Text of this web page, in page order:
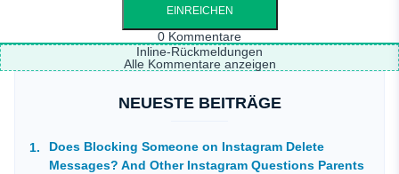
0 Kommentare
Inline-Rückmeldungen
Alle Kommentare anzeigen
NEUESTE BEITRÄGE
Does Blocking Someone on Instagram Delete
Messages? And Other Instagram Questions Parents